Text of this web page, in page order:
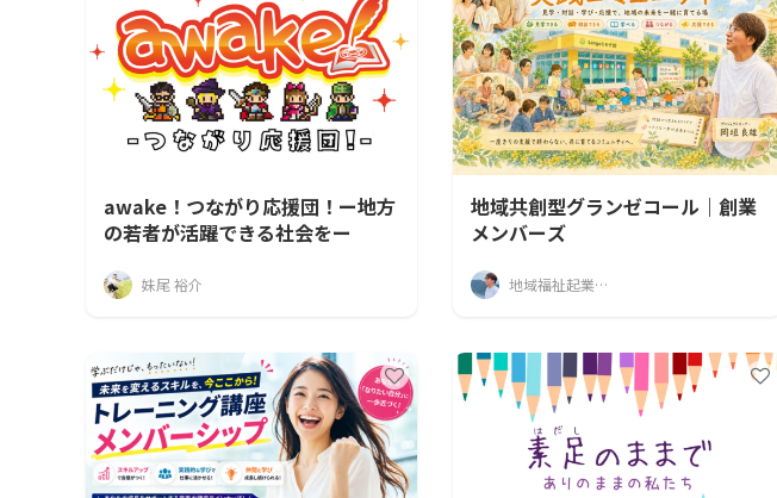
awake！つながり応援団！ー地方
の若者が活躍できる社会をー
妹尾 裕介
地域共創型グランゼコール｜創業
メンバーズ
地域福祉起業家 岡垣良雄｜tangoミモザ館